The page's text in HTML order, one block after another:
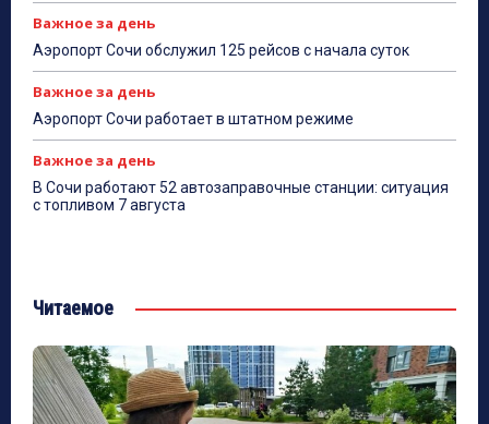
Важное за день
Аэропорт Сочи обслужил 125 рейсов с начала суток
Важное за день
Аэропорт Сочи работает в штатном режиме
Важное за день
В Сочи работают 52 автозаправочные станции: ситуация
с топливом 7 августа
Читаемое